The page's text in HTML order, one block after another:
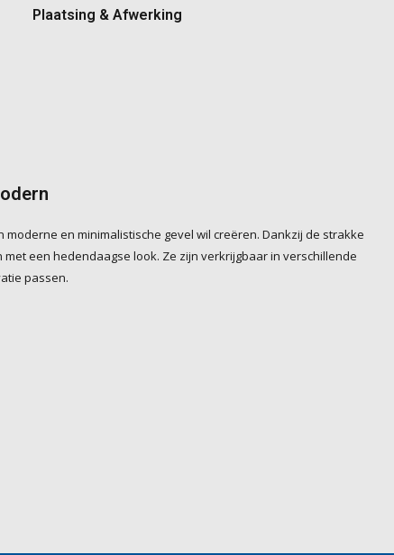
Plaatsing & Afwerking
en minimalistische gevel wil creëren. Dankzij de strakke
een hedendaagse look. Ze zijn verkrijgbaar in verschillende
passen.